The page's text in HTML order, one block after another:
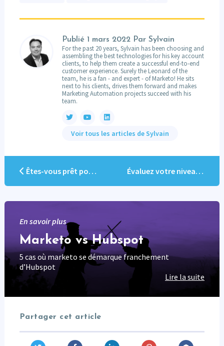
Publié 1 mars 2022Par Sylvain
For the past 20 years, Sylvain has been choosing and
assembling the best technologies for his key account
clients, to help them create a successful end-to-end
customer experience. Surely the Leonard of the
team, he is a fan - and expert - of Marketo! He sits
next to his clients, drives them forward and makes
Marketing Automation projects succeed with his
team.
Voir tous les articles de Sylvain
Êtes-vous prêt pour Marketo? Évaluez votre niveau de compétence Marketo
En savoir plus
Marketo vs Hubspot
5 cas où marketo se démarque franchement
d’Hubspot
Lire la suite
Partager cet article